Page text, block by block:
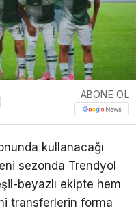
ABONE OL
kullanacağı
sezonda Trendyol
beyazlı ekipte hem
transferlerin forma